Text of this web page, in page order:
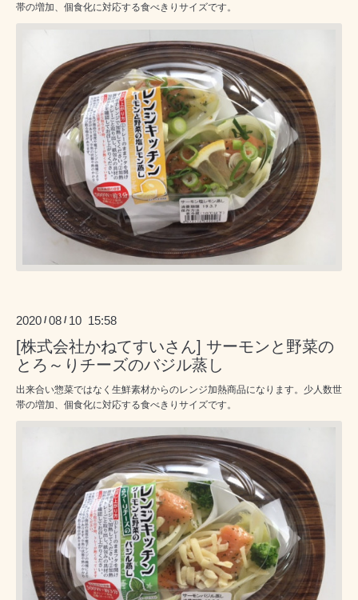
帯の増加、個食化に対応する食べきりサイズです。
2020 /08 / 10 15:58
[株式会社かねてすいさん] サーモンと野菜の
とろ～りチーズのバジル蒸し
出来合い惣菜ではなく生鮮素材からのレンジ加熱商品になります。少人数世
帯の増加、個食化に対応する食べきりサイズです。